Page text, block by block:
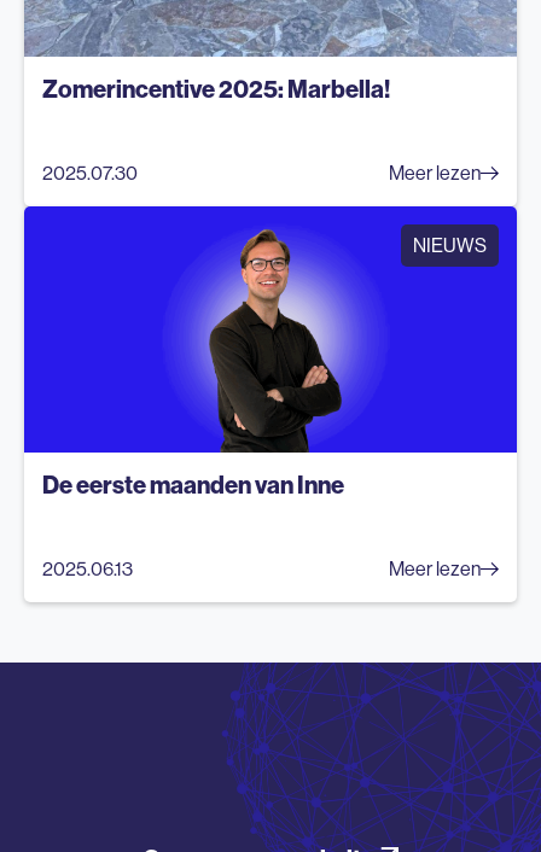
Zomerincentive 2025: Marbella!
2025.07.30 Meer lezen
NIEUWS
De eerste maanden van Inne
2025.06.13 Meer lezen